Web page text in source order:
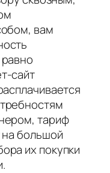
вам
сайт
тариф
на большой
их покупки